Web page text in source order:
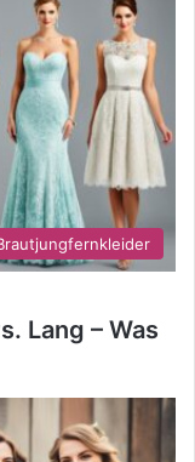
Lang – Was